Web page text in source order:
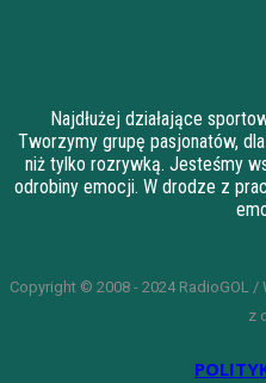
Najdłużej działające
Tworzymy grupę pasjonatów,
niż tylko rozrywką. Jesteśmy
odrobiny emocji. W drodze z
Copyright © 2008 - 2024 RadioGOL /
z